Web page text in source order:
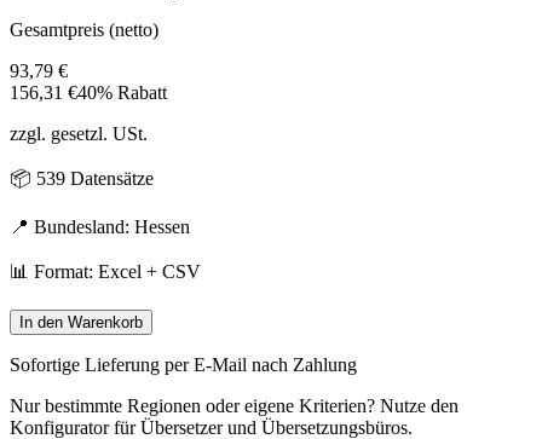
Gesamtpreis (netto)
93,79 €
156,31 €40% Rabatt
zzgl. gesetzl. USt.
📦 539 Datensätze
📍 Bundesland: Hessen
📊 Format: Excel + CSV
In den Warenkorb
Sofortige Lieferung per E-Mail nach Zahlung
Nur bestimmte Regionen oder eigene Kriterien? Nutze den
Konfigurator fürÜbersetzer und Übersetzungsbüros.